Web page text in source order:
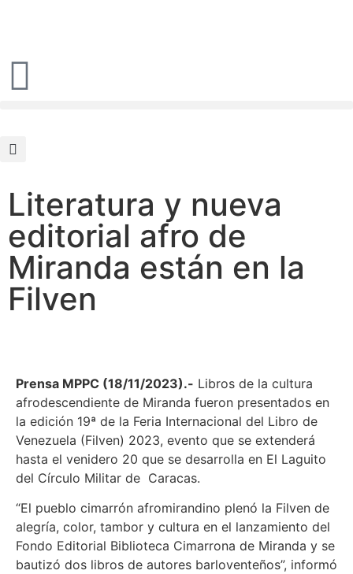
Literatura y nueva
editorial afro de
Miranda están en la
Filven
Prensa MPPC (18/11/2023).- Libros de la cultura
afrodescendiente de Miranda fueron presentados en
la edición 19ª de la Feria Internacional del Libro de
Venezuela (Filven) 2023, evento que se extenderá
hasta el venidero 20 que se desarrolla en El Laguito
del Círculo Militar de Caracas.
“El pueblo cimarrón afromirandino plenó la Filven de
alegría, color, tambor y cultura en el lanzamiento del
Fondo Editorial Biblioteca Cimarrona de Miranda y se
bautizó dos libros de autores barloventeños”, informó